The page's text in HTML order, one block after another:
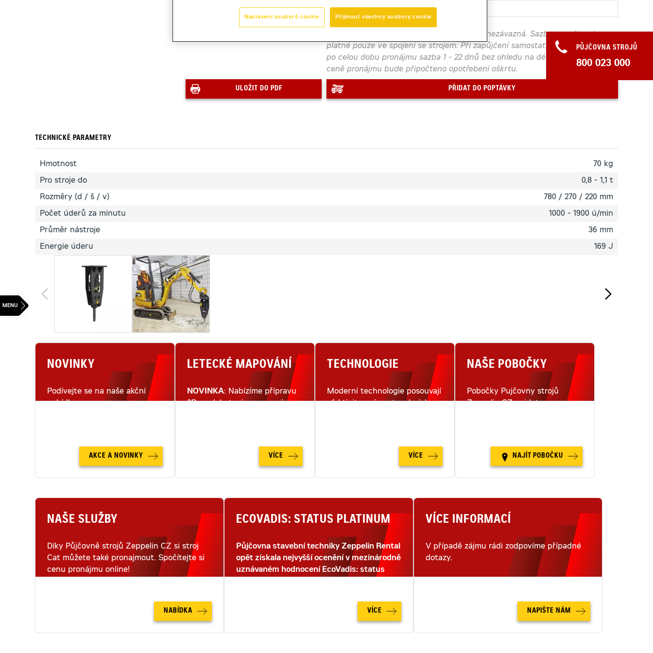
PŮJČOVNA STROJŮ
800 023 000
ULOŽIT DO PDF
Zobrazená cena je orientační. Poptávka je nezávazná. Sazby pronájmu jsou
platné pouze ve spojení se strojem. Při zapůjčení samostatně bude účtována
po celou dobu pronájmu sazba 1 - 22 dnů bez ohledu na délku pronájmu. K
ceně pronájmu bude připočteno opotřebení oškrtu.
PŘIDAT DO POPTÁVKY
TECHNICKÉ PARAMETRY
Hmotnost 70 kg
Pro stroje do 0,8 - 1,1 t
Rozměry (d / š / v) 780 / 270 / 220 mm
Počet úderů za minutu 1000 - 1900 ú/min
Průměr nástroje 36 mm
Energie úderu 169 J
NOVINKY
Podívejte se na naše akční
nabídky.
AKCE A NOVINKY
LETECKÉ MAPOVÁNÍ
NOVINKA: Nabízíme přípravu
3D modelu terénu pomocí
VÍCE
TECHNOLOGIE
Moderní technologie posouvají
efektivitu práce stavebních
VÍCE
NAŠE POBOČKY
Pobočky Pujčovny strojů
Zeppelin CZ najdete na
NAJÍT POBOČKU
NAŠE SLUŽBY
Díky Půjčovně strojů Zeppelin CZ si stroj
Cat můžete také pronajmout. Spočítejte si
cenu pronájmu online!
NABÍDKA
ECOVADIS: STATUS PLATINUM
Půjčovna stavební techniky Zeppelin Rental
opět získala nejvyšší ocenění v mezinárodně
uznávaném hodnocení EcoVadis: status
VÍCE
VÍCE INFORMACÍ
V případě zájmu rádi zodpovíme případné
dotazy.
NAPIŠTE NÁM
Přijmout všechny soubory cookie
Nastavení souborů cookie